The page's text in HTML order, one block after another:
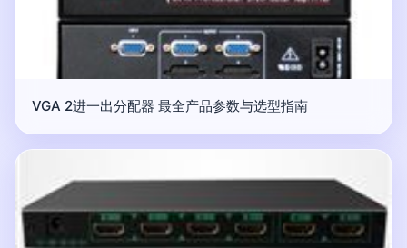
VGA 2进一出分配器 最全产品参数与选型指南